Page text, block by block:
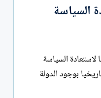
السياسة
لاستعادة السياسة
ارتبط تاريخيا بوجود الدولة